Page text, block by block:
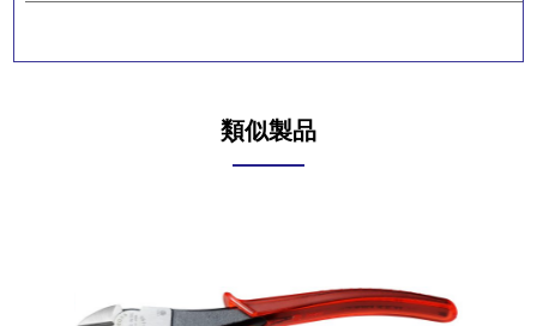
類似製品